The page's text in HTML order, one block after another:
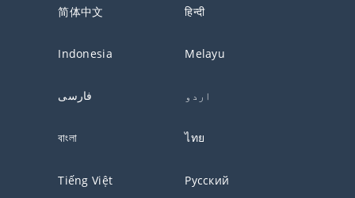
简体中文 हिन्दी
Indonesia Melayu
فارسی اردو
বাংলা ไทย
Tiếng Việt Русский